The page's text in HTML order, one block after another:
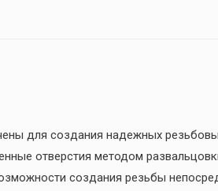
для создания надежных
отверстия методом
создания резьбы